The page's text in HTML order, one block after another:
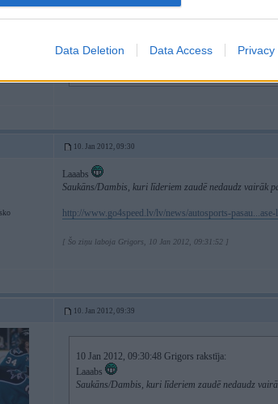
Data Deletion Data Access Privacy
09 Jan 2012, 23:10:25 wheelie rakstīja:
nja dubļu vanna dažiem močiem trāpījās
10. Jan 2012, 09:30
Laaabs
Saukāns/Dambis, kuri līderiem zaudē nedaudz vairāk
http://www.go4speed.lv/lv/news/autosports-
[ Šo ziņu laboja Grigors, 10 Jan 2012, 09:31:52 ]
10. Jan 2012, 09:39
10 Jan 2012, 09:30:48 Grigors rakstīja:
Laaabs
Saukāns/Dambis, kuri līderiem zaudē nedaudz